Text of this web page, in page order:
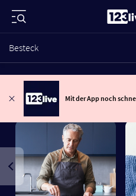
Besteck
Mit der App noch